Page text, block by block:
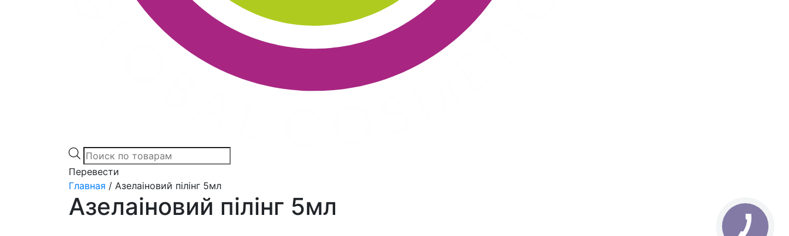
Products
search
Перевести
Главная / Азелаіновий пілінг 5мл
Азелаіновий пілінг 5мл